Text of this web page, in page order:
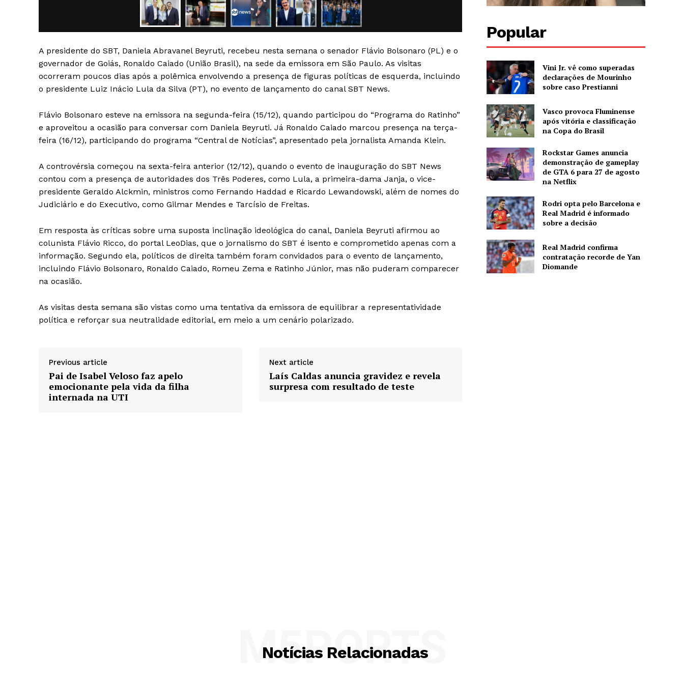
SAIBA MAIS
Transparência Editorial
Termos de Serviços
A presidente do SBT, Daniela Abravanel Beyruti, recebeu nesta semana o senador Flávio Bolsonaro (PL) e o
governador de Goiás, Ronaldo Caiado (União Brasil), na sede da emissora em São Paulo. As visitas
ocorreram poucos dias após a polêmica envolvendo a presença de figuras políticas de esquerda, incluindo
o presidente Luiz Inácio Lula da Silva (PT), no evento de lançamento do canal SBT News.
Flávio Bolsonaro esteve na emissora na segunda-feira (15/12), quando participou do “Programa do Ratinho”
e aproveitou a ocasião para conversar com Daniela Beyruti. Já Ronaldo Caiado marcou presença na terça-
feira (16/12), participando do programa “Central de Notícias”, apresentado pela jornalista Amanda Klein.
A controvérsia começou na sexta-feira anterior (12/12), quando o evento de inauguração do SBT News
contou com a presença de autoridades dos Três Poderes, como Lula, a primeira-dama Janja, o vice-
presidente Geraldo Alckmin, ministros como Fernando Haddad e Ricardo Lewandowski, além de nomes do
Judiciário e do Executivo, como Gilmar Mendes e Tarcísio de Freitas.
Em resposta às críticas sobre uma suposta inclinação ideológica do canal, Daniela Beyruti afirmou ao
colunista Flávio Ricco, do portal LeoDias, que o jornalismo do SBT é isento e comprometido apenas com a
informação. Segundo ela, políticos de direita também foram convidados para o evento de lançamento,
incluindo Flávio Bolsonaro, Ronaldo Caiado, Romeu Zema e Ratinho Júnior, mas não puderam comparecer
na ocasião.
As visitas desta semana são vistas como uma tentativa da emissora de equilibrar a representatividade
política e reforçar sua neutralidade editorial, em meio a um cenário polarizado.
Previous article
Pai de Isabel Veloso faz apelo
emocionante pela vida da filha
internada na UTI
Next article
Laís Caldas anuncia gravidez e revela
surpresa com resultado de teste
Popular
Vini Jr. vê como superadas
declarações de Mourinho
sobre caso Prestianni
Vasco provoca Fluminense
após vitória e classificação
na Copa do Brasil
Rockstar Games anuncia
demonstração de gameplay
de GTA 6 para 27 de agosto
na Netflix
Rodri opta pelo Barcelona e
Real Madrid é informado
sobre a decisão
Real Madrid confirma
contratação recorde de Yan
Diomande
Notícias Relacionadas
M5PORTS